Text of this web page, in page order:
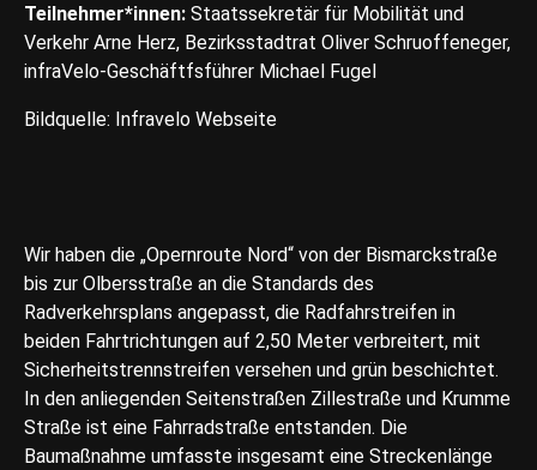
Teilnehmer*innen: Staatssekretär für Mobilität und
Verkehr Arne Herz, Bezirksstadtrat Oliver Schruoffeneger,
infraVelo-Geschäftfsführer Michael Fugel
Bildquelle: Infravelo Webseite
Wir haben die „Opernroute Nord“ von der Bismarckstraße
bis zur Olbersstraße an die Standards des
Radverkehrsplans angepasst, die Radfahrstreifen in
beiden Fahrtrichtungen auf 2,50 Meter verbreitert, mit
Sicherheitstrennstreifen versehen und grün beschichtet.
In den anliegenden Seitenstraßen Zillestraße und Krumme
Straße ist eine Fahrradstraße entstanden. Die
Baumaßnahme umfasste insgesamt eine Streckenlänge